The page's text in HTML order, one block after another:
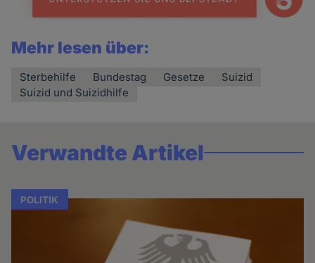
Mehr lesen über:
Sterbehilfe Bundestag Gesetze
Suizid
Suizid und Suizidhilfe
Verwandte Artikel
POLITIK